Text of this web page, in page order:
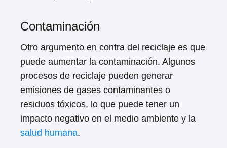
Contaminación
Otro argumento en contra del reciclaje es que
puede aumentar la contaminación. Algunos
procesos de reciclaje pueden generar
emisiones de gases contaminantes o
residuos tóxicos, lo que puede tener un
impacto negativo en el medio ambiente y la
salud humana.